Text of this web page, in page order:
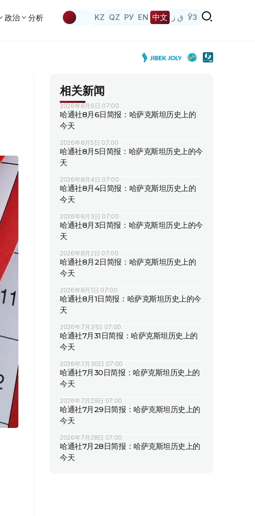
政治 分析 KZ QZ РУ EN 中文 ق ز ЎЗ
相关新闻
2026年8月6日 07:00
哈通社8月6日简报：哈萨克斯坦历史上的
今天
2026年8月5日 07:00
哈通社8月5日简报：哈萨克斯坦历史上的今
天
2026年8月4日 07:00
哈通社8月4日简报：哈萨克斯坦历史上的
今天
2026年8月3日 07:00
哈通社8月3日简报：哈萨克斯坦历史上的今
天
2026年8月2日 07:00
哈通社8月2日简报：哈萨克斯坦历史上的
今天
2026年8月1日 07:00
哈通社8月1日简报：哈萨克斯坦历史上的今
天
2026年7月31日 07:00
哈通社7月31日简报：哈萨克斯坦历史上的
今天
2026年7月30日 07:00
哈通社7月30日简报：哈萨克斯坦历史上的
今天
2026年7月29日 07:00
哈通社7月29日简报：哈萨克斯坦历史上的
今天
2026年7月28日 07:00
哈通社7月28日简报：哈萨克斯坦历史上的
今天